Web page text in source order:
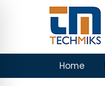
Home